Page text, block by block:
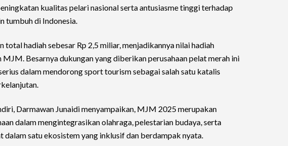
kualitas pelari nasional serta antusiasme tinggi terhadap
tumbuh di Indonesia.
total hadiah sebesar Rp 2,5 miliar, menjadikannya nilai hadiah
MJM. Besarnya dukungan yang diberikan perusahaan pelat merah ini
dalam mendorong sport tourism sebagai salah satu katalis
Darmawan Junaidi menyampaikan, MJM 2025 merupakan
dalam mengintegrasikan olahraga, pelestarian budaya, serta
dalam satu ekosistem yang inklusif dan berdampak nyata.